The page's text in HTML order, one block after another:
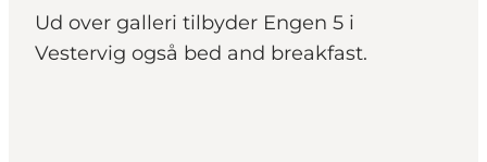
Planlegg reisen
Ud over galleri tilbyder Engen 5 i
Vestervig også bed and breakfast.